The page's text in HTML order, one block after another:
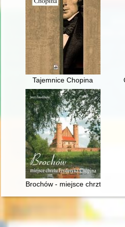
Tajemnice Chopina
Brochów - miejsce chrztu